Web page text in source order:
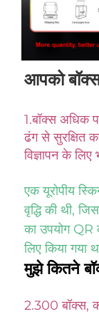
आपको
1.बॉक्स अधिक
ढंग से सुरक्षित
विज्ञापन के
एक यूरोपीय
वृद्धि की थी,
का उपयोग QR
लिए किया गया
मुझे कितने
2.300 बॉक्स,